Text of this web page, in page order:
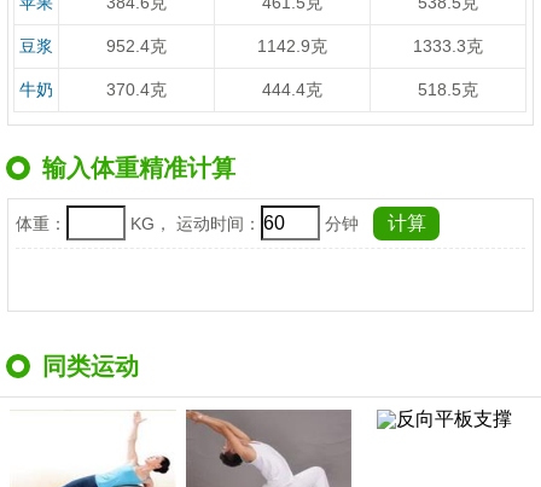
豆浆 952.4克 1142.9克 1333.3克
牛奶 370.4克 444.4克 518.5克
输入体重精准计算
体重： KG， 运动时间： 分钟
同类运动